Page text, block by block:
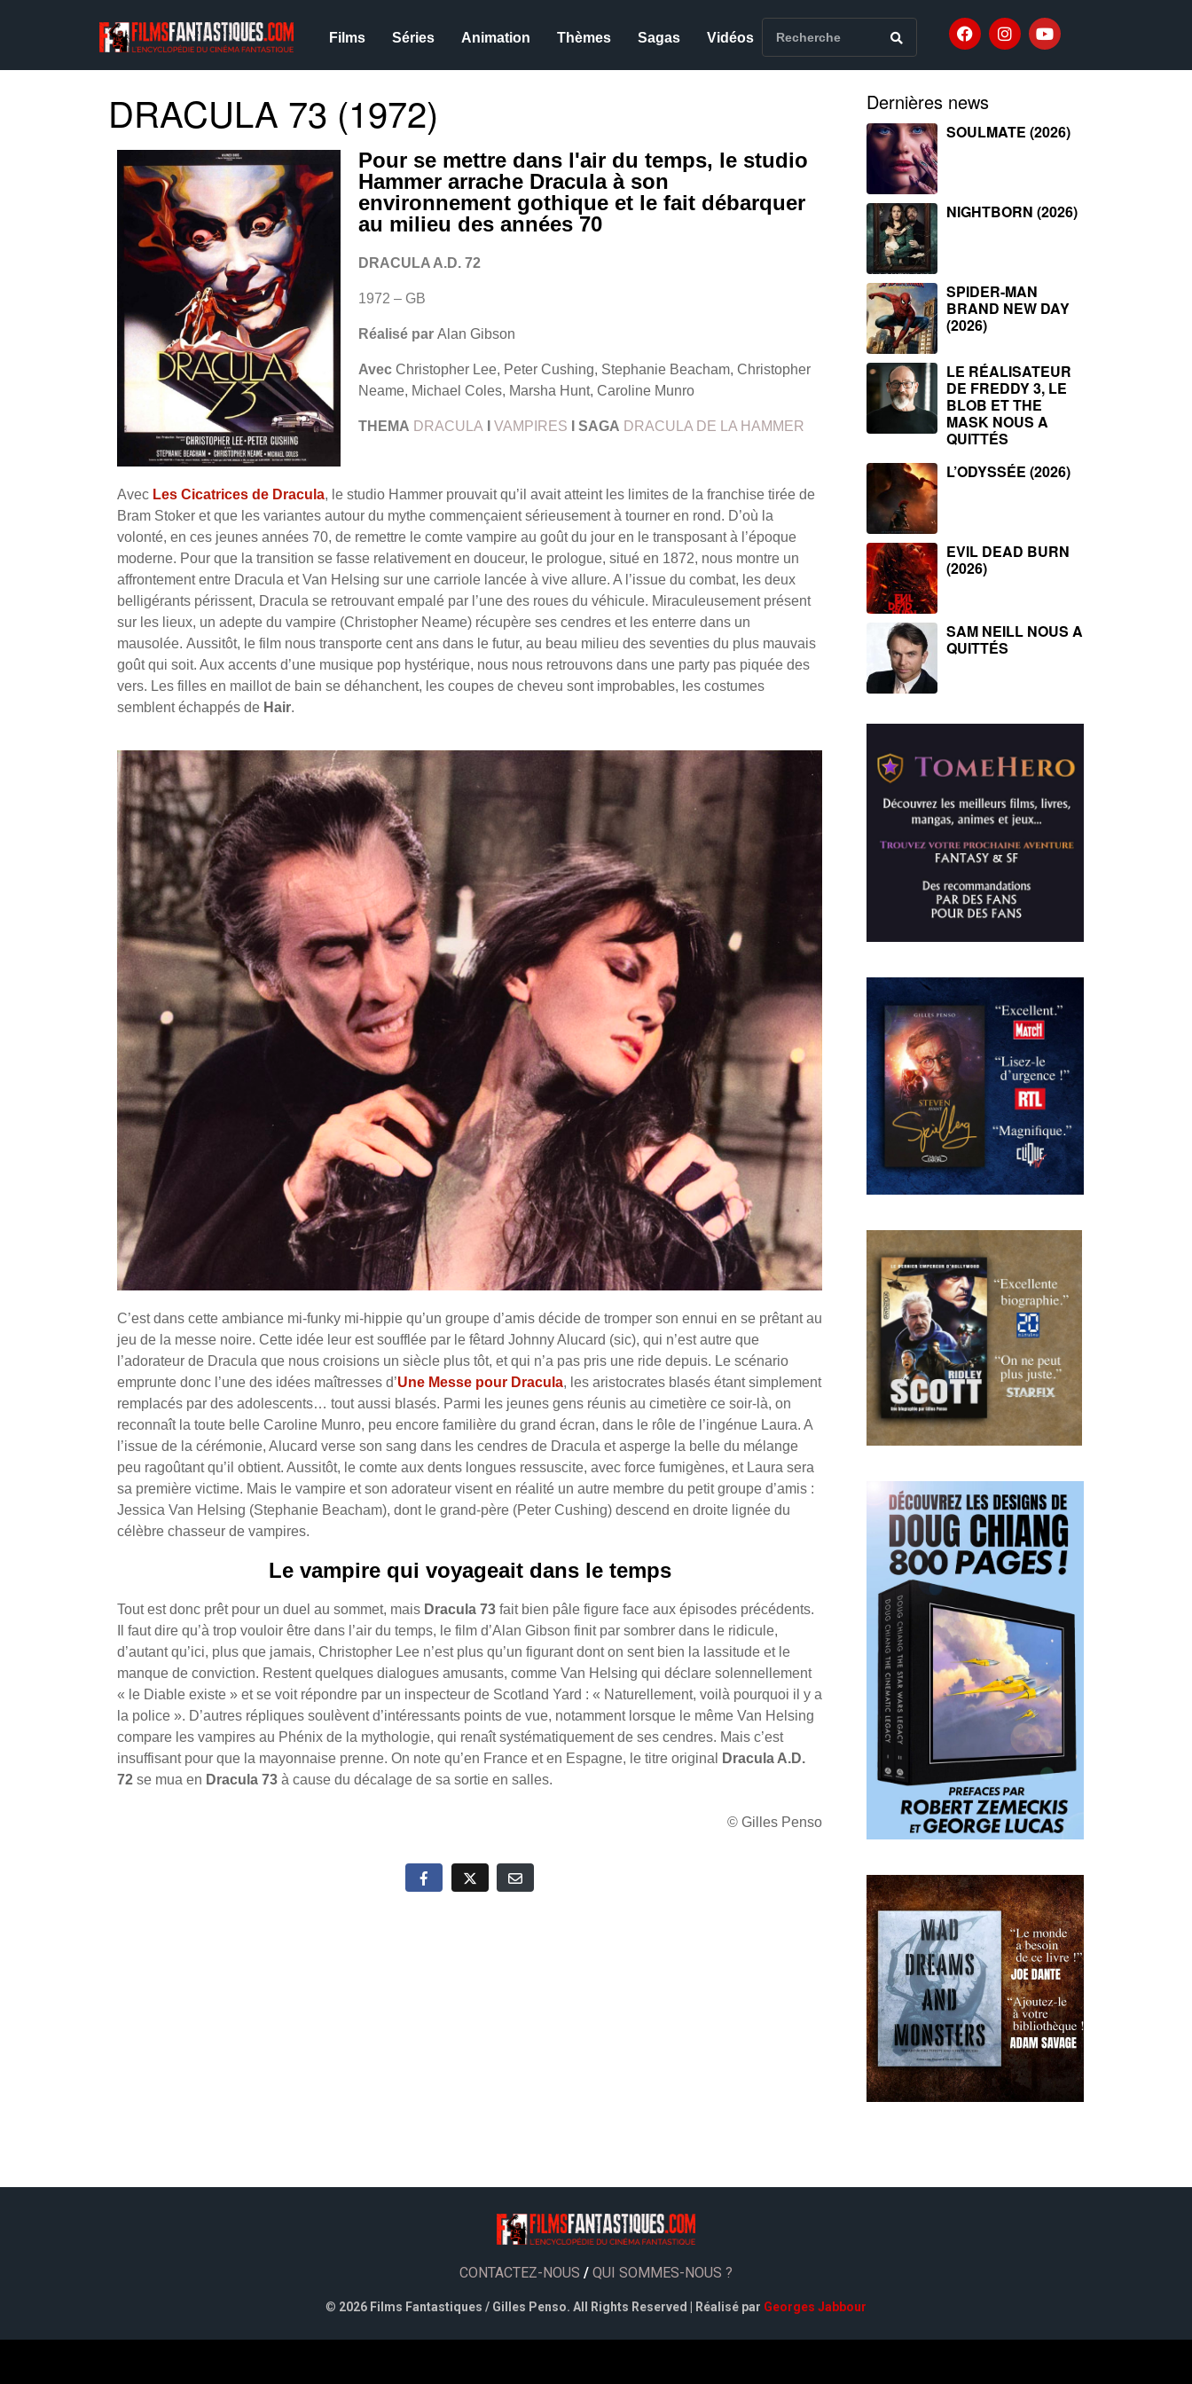
Films Séries Animation Thèmes Sagas Vidéos
DRACULA 73 (1972)
Pour se mettre dans l'air du temps, le studio
Hammer arrache Dracula à son
environnement gothique et le fait débarquer
au milieu des années 70
DRACULA A.D. 72
1972 – GB
Réalisé par Alan Gibson
Avec Christopher Lee, Peter Cushing, Stephanie Beacham, Christopher
Neame, Michael Coles, Marsha Hunt, Caroline Munro
THEMA DRACULA VAMPIRES SAGA DRACULA DE LA HAMMER
Avec Les Cicatrices de Dracula, le studio Hammer prouvait qu’il avait atteint les limites de la franchise tirée de
Bram Stoker et que les variantes autour du mythe commençaient sérieusement à tourner en rond. D’où la
volonté, en ces jeunes années 70, de remettre le comte vampire au goût du jour en le transposant à l’époque
moderne. Pour que la transition se fasse relativement en douceur, le prologue, situé en 1872, nous montre un
affrontement entre Dracula et Van Helsing sur une carriole lancée à vive allure. A l’issue du combat, les deux
belligérants périssent, Dracula se retrouvant empalé par l’une des roues du véhicule. Miraculeusement présent
sur les lieux, un adepte du vampire (Christopher Neame) récupère ses cendres et les enterre dans un
mausolée. Aussitôt, le film nous transporte cent ans dans le futur, au beau milieu des seventies du plus mauvais
goût qui soit. Aux accents d’une musique pop hystérique, nous nous retrouvons dans une party pas piquée des
vers. Les filles en maillot de bain se déhanchent, les coupes de cheveu sont improbables, les costumes
semblent échappés de Hair.
C’est dans cette ambiance mi-funky mi-hippie qu’un groupe d’amis décide de tromper son ennui en se prêtant au
jeu de la messe noire. Cette idée leur est soufflée par le fêtard Johnny Alucard (sic), qui n’est autre que
l’adorateur de Dracula que nous croisions un siècle plus tôt, et qui n’a pas pris une ride depuis. Le scénario
emprunte donc l’une des idées maîtresses d’Une Messe pour Dracula, les aristocrates blasés étant simplement
remplacés par des adolescents… tout aussi blasés. Parmi les jeunes gens réunis au cimetière ce soir-là, on
reconnaît la toute belle Caroline Munro, peu encore familière du grand écran, dans le rôle de l’ingénue Laura. A
l’issue de la cérémonie, Alucard verse son sang dans les cendres de Dracula et asperge la belle du mélange
peu ragoûtant qu’il obtient. Aussitôt, le comte aux dents longues ressuscite, avec force fumigènes, et Laura sera
sa première victime. Mais le vampire et son adorateur visent en réalité un autre membre du petit groupe d’amis :
Jessica Van Helsing (Stephanie Beacham), dont le grand-père (Peter Cushing) descend en droite lignée du
célèbre chasseur de vampires.
Le vampire qui voyageait dans le temps
Tout est donc prêt pour un duel au sommet, mais Dracula 73 fait bien pâle figure face aux épisodes précédents.
Il faut dire qu’à trop vouloir être dans l’air du temps, le film d’Alan Gibson finit par sombrer dans le ridicule,
d’autant qu’ici, plus que jamais, Christopher Lee n’est plus qu’un figurant dont on sent bien la lassitude et le
manque de conviction. Restent quelques dialogues amusants, comme Van Helsing qui déclare solennellement
« le Diable existe » et se voit répondre par un inspecteur de Scotland Yard : « Naturellement, voilà pourquoi il y a
la police ». D’autres répliques soulèvent d’intéressants points de vue, notamment lorsque le même Van Helsing
compare les vampires au Phénix de la mythologie, qui renaît systématiquement de ses cendres. Mais c’est
insuffisant pour que la mayonnaise prenne. On note qu’en France et en Espagne, le titre original
Dracula A.D.
72 se mua en Dracula 73 à cause du décalage de sa sortie en salles.
© Gilles Penso
Dernières news
SOULMATE (2026)
NIGHTBORN (2026)
SPIDER-MAN
BRAND NEW DAY
(2026)
LE RÉALISATEUR
DE FREDDY 3, LE
BLOB ET THE
MASK NOUS A
QUITTÉS
L’ODYSSÉE (2026)
EVIL DEAD BURN
(2026)
SAM NEILL NOUS A
QUITTÉS
CONTACTEZ-NOUS / QUI SOMMES-NOUS ?
© 2026 Films Fantastiques / Gilles Penso. All Rights Reserved | Réalisé par Georges Jabbour